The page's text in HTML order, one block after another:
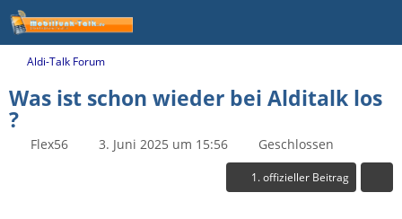
Aldi-Talk Forum
Was ist schon wieder bei Alditalk los
?
Flex56 3. Juni 2025 um 15:56 Geschlossen
1. offizieller Beitrag